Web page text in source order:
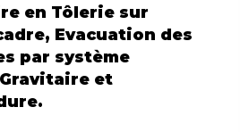
en Tôlerie sur
Evacuation des
par système
et